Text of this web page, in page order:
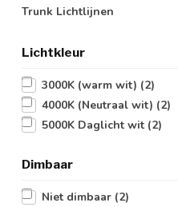
Trunk Lichtlijnen
Lichtkleur
3000K (warm wit) (2)
4000K (Neutraal wit) (2)
5000K Daglicht wit (2)
Dimbaar
Niet dimbaar (2)